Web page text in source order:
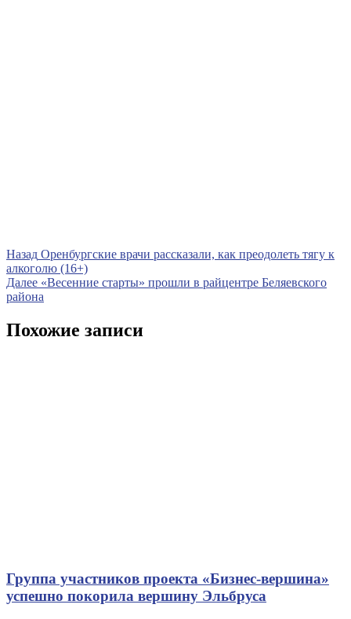
Навигация
по
записям
Назад Предыдущая
запись
Оренбургские врачи рассказали, как преодолеть тягу к
алкоголю (16+)
Далее Следующая
запись
«Весенние старты» прошли в райцентре Беляевского
района
Похожие записи
Группа участников проекта «Бизнес‑вершина»
успешно покорила вершину Эльбруса